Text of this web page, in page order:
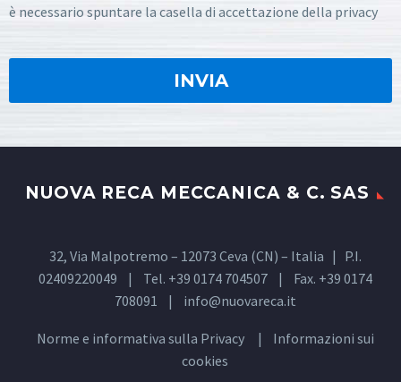
è necessario spuntare la casella di accettazione della privacy
NUOVA RECA MECCANICA & C. SAS
32, Via Malpotremo – 12073 Ceva (CN) – Italia | P.I.
02409220049 | Tel. +39 0174 704507 | Fax. +39 0174
708091 | info@nuovareca.it
Norme e informativa sulla Privacy| Informazioni sui
cookies